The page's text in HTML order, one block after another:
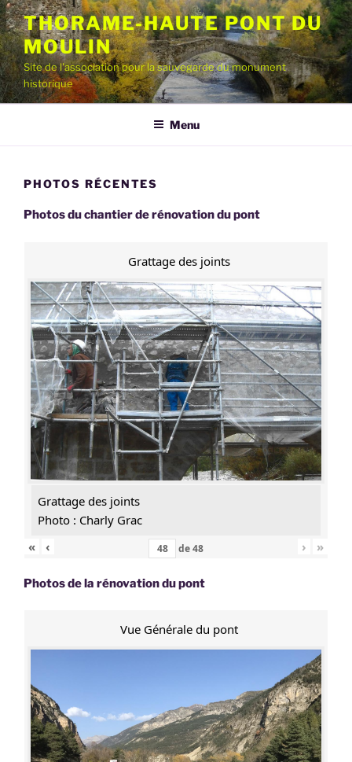
Aller
au
contenu
principal
THORAME-HAUTE PONT DU
MOULIN
Site de l'association pour la sauvegarde du monument
historique
Menu
PHOTOS RÉCENTES
Photos du chantier de rénovation du pont
Grattage des joints
Grattage des joints
Photo : Charly Grac
«
‹ de48 › »
Photos de la rénovation du pont
Vue Générale du pont